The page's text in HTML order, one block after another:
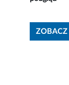
ZOBACZ